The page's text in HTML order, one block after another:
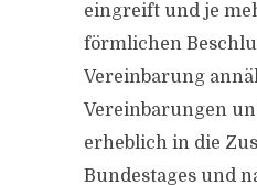
eingreift und je
förmlichen
Vereinbarung
Vereinbarungen
erheblich in die
Bundestages und